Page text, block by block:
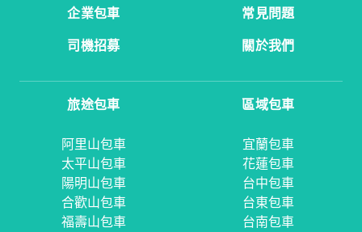
企業包車
常見問題
司機招募
關於我們
旅途包車
阿里山包車
太平山包車
陽明山包車
合歡山包車
福壽山包車
區域包車
宜蘭包車
花蓮包車
台中包車
台東包車
台南包車